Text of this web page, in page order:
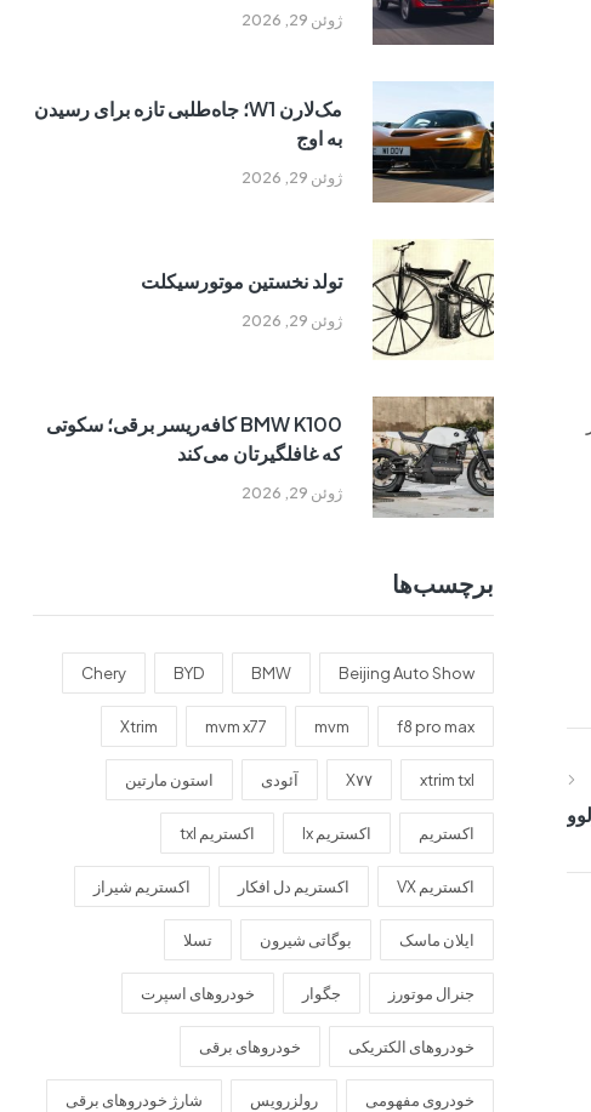
ژوئن 29, 2026
ژوئن 29, 2026
مک‌لارن W1؛ جاه‌طلبی تازه برای رسیدن
به اوج
ژوئن 29, 2026
تولد نخستین موتورسیکلت
ژوئن 29, 2026
BMW K100 کافه‌ریسر برقی؛ سکوتی
که غافلگیرتان می‌کند
برچسب‌ها
Beijing Auto Show
BMW
BYD
Chery
f8 pro max
mvm
mvm x77
Xtrim
xtrim txl X۷۷ آئودی استون مارتین
اکستریم اکستریم lx اکستریم txl
اکستریم VX اکستریم دل افکار اکستریم شیراز
ایلان ماسک بوگاتی شیرون تسلا
جنرال موتورز جگوار خودروهای اسپرت
خودروهای الکتریکی خودروهای برقی
خودروی مفهومی رولزرویس شارژ خودروهای برقی